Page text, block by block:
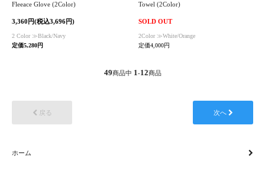
Fleeace Glove (2Color)
3,360円(税込3,696円)
2 Color ≫Black/Navy
定価5,280円
Towel (2Color)
SOLD OUT
2Color ≫White/Orange
定価4,000円
49商品中 1-12商品
戻る 次へ
ホーム